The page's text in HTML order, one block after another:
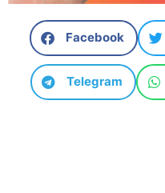
Facebook
Telegram